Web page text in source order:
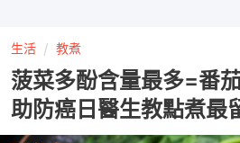
生活 教煮
菠菜多酚含量最多=番
助防癌日醫生教點煮最